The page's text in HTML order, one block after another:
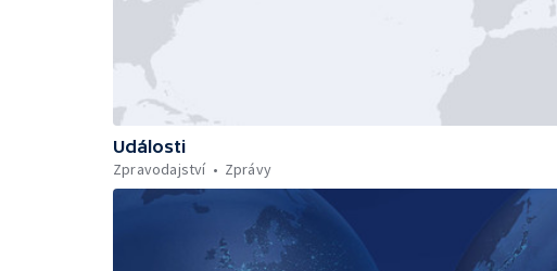
Události
Zpravodajství
Zprávy